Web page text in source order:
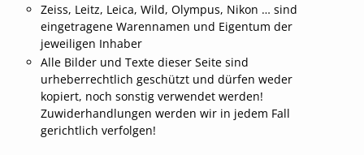
Zeiss, Leitz, Leica, Wild, Olympus, Nikon … sind
eingetragene Warennamen und Eigentum der
jeweiligen Inhaber
Alle Bilder und Texte dieser Seite sind
urheberrechtlich geschützt und dürfen weder
kopiert, noch sonstig verwendet werden!
Zuwiderhandlungen werden wir in jedem Fall
gerichtlich verfolgen!